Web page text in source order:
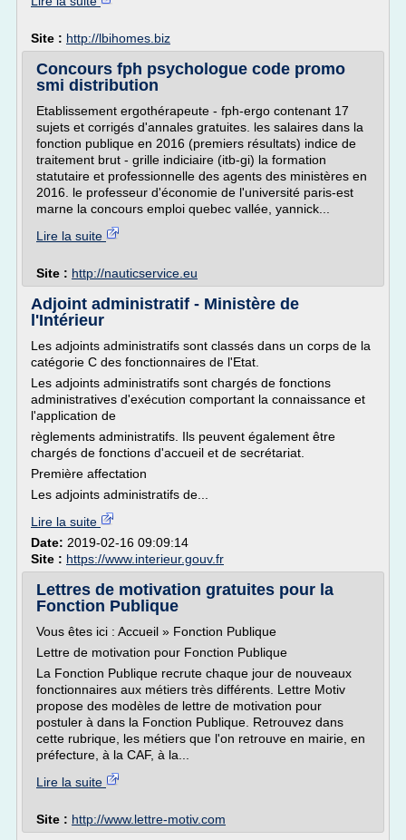
Site : http://lbihomes.biz
Concours fph psychologue code promo
smi distribution
Etablissement ergothérapeute - fph-ergo contenant 17
sujets et corrigés d'annales gratuites. les salaires dans la
fonction publique en 2016 (premiers résultats) indice de
traitement brut - grille indiciaire (itb-gi) la formation
statutaire et professionnelle des agents des ministères en
2016. le professeur d'économie de l'université paris-est
marne la concours emploi quebec vallée, yannick...
Lire la suite
Site : http://nauticservice.eu
Adjoint administratif - Ministère de
l'Intérieur
Les adjoints administratifs sont classés dans un corps de la
catégorie C des fonctionnaires de l'Etat.
Les adjoints administratifs sont chargés de fonctions
administratives d'exécution comportant la connaissance et
l'application de
règlements administratifs. Ils peuvent également être
chargés de fonctions d'accueil et de secrétariat.
Première affectation
Les adjoints administratifs de...
Lire la suite
Date: 2019-02-16 09:09:14
Site : https://www.interieur.gouv.fr
Lettres de motivation gratuites pour la
Fonction Publique
Vous êtes ici : Accueil » Fonction Publique
Lettre de motivation pour Fonction Publique
La Fonction Publique recrute chaque jour de nouveaux
fonctionnaires aux métiers très différents. Lettre Motiv
propose des modèles de lettre de motivation pour
postuler à dans la Fonction Publique. Retrouvez dans
cette rubrique, les métiers que l'on retrouve en mairie, en
préfecture, à la CAF, à la...
Lire la suite
Site : http://www.lettre-motiv.com